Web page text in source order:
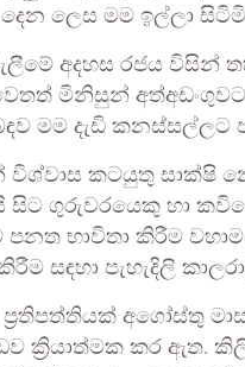
ලෙස මම ඉල්ලා
අදහස රජය විසින්
මිනිසුන් අත්අඩංගුවට
මම දැඩි කනස්සල්ලට
විශ්වාස කටයුතු සාක්ෂි
සිට ගුරුවරයෙකු හා
පනත භාවිතා කිරීම
සඳහා පැහැදිලි
ප්‍රතිපත්තියක් අගෝස්තු
ක්‍රියාත්මක කර ඇත.